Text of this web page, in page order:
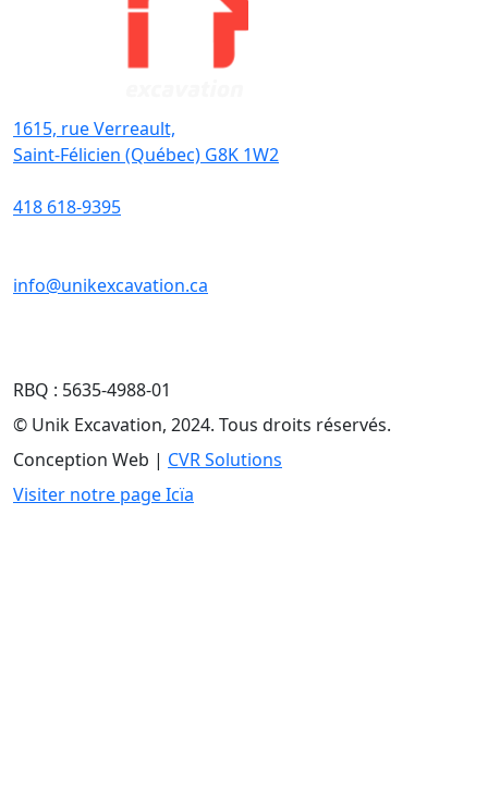
1615, rue Verreault,
Saint-Félicien (Québec) G8K 1W2
418 618-9395
info@unikexcavation.ca
RBQ : 5635-4988-01
© Unik Excavation, 2024. Tous droits réservés.
Conception Web | CVR Solutions
Visiter notre page Icïa